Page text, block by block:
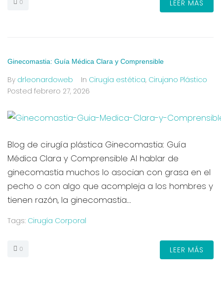
0 LEER MÁS
Ginecomastia: Guía Médica Clara y Comprensible
By drleonardoweb In Cirugía estética, Cirujano Plástico
Posted febrero 27, 2026
Blog de cirugía plástica Ginecomastia: Guía
Médica Clara y Comprensible Al hablar de
ginecomastia muchos lo asocian con grasa en el
pecho o con algo que acompleja a los hombres y
tienen razón, la ginecomastia...
Tags: Cirugía Corporal
0 LEER MÁS